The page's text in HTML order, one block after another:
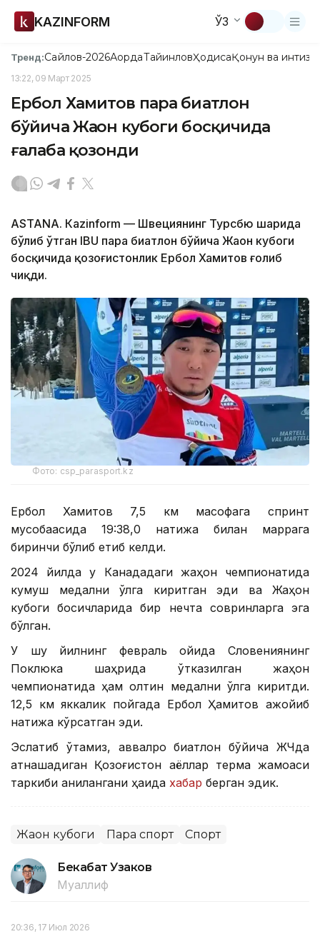
KAZINFORM ЎЗ
Тренд:Сайлов-2026АқордаТайинловҲодисаҚонун ва
13:22, 09 Март 2025
Ербол Хамитов пара биатлон
бўйича Жаҳон кубоги босқичида
ғалаба қозонди
ASTANА. Кazinform — Швециянинг Турсбю шаҳрида
бўлиб ўтган IBU пара биатлон бўйича Жаҳон кубоги
босқичида қозоғистонлик Ербол Хамитов ғолиб
чиқди.
Фото: csp_parasport.kz
Ербол Хамитов 7,5 км масофага спринт
мусобақасида 19:38,0 натижа билан маррага
биринчи бўлиб етиб келди.
2024 йилда у Канададаги жаҳон чемпионатида
кумуш медални қўлга киритган эди ва Жаҳон
кубоги босқичларида бир нечта совринларга эга
бўлган.
У шу йилнинг февраль ойида Словениянинг
Поклюка шаҳрида ўтказилган жаҳон
чемпионатида ҳам олтин медални қўлга киритди.
12,5 км яккалик пойгада Ербол Ҳамитов ажойиб
натижа кўрсатган эди.
Эслатиб ўтамиз, аввалроқ биатлон бўйича ЖЧда
қатнашадиган Қозоғистон аёллар терма жамоаси
таркиби аниқлангани ҳақида хабар берган эдик.
Жаҳон кубоги Пара спорт Спорт
Бекабат Узаков
Муаллиф
20:36, 17 Июл 2026